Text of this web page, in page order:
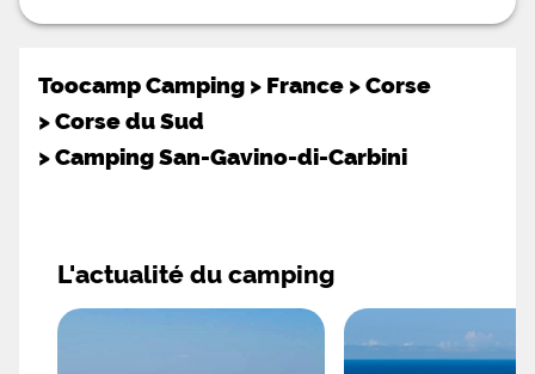
que les enfants puissent s’amuser en toute
Toocamp Camping > France >Corse
>Corse du Sud
>Camping San-Gavino-di-Carbini
L'actualité du camping